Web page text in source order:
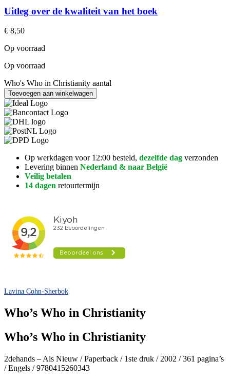
Uitleg over de kwaliteit van het boek
€ 8,50
Op voorraad
Op voorraad
Who's Who in Christianity aantal
Toevoegen aan winkelwagen
Op werkdagen voor 12:00 besteld, dezelfde dag verzonden
Levering binnen Nederland & naar België
Veilig betalen
14 dagen retourtermijn
Lavina Cohn-Sherbok
Who’s Who in Christianity
Who’s Who in Christianity
2dehands – Als Nieuw / Paperback / 1ste druk / 2002 / 361 pagina’s
/ Engels / 9780415260343